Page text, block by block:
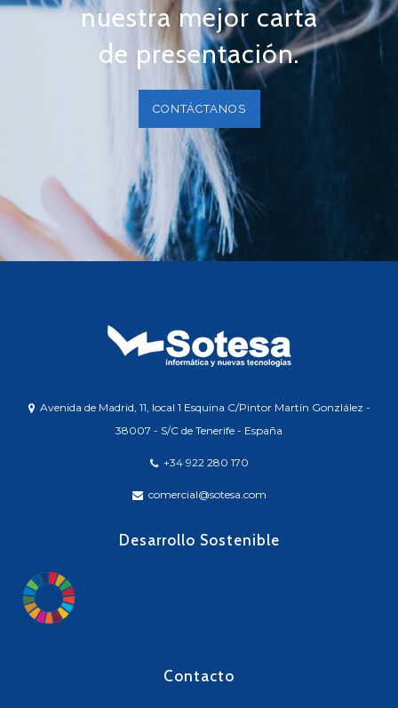
nuestra mejor carta
de presentación.
CONTÁCTANOS
Avenida de Madrid, 11, local 1 Esquina C/Pintor Martín Gonzlález -
38007 - S/C de Tenerife - España
+34 922 280 170
comercial@sotesa.com
Desarrollo Sostenible
Contacto